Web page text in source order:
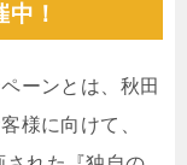
！
ーンとは、秋田
様に向けて、